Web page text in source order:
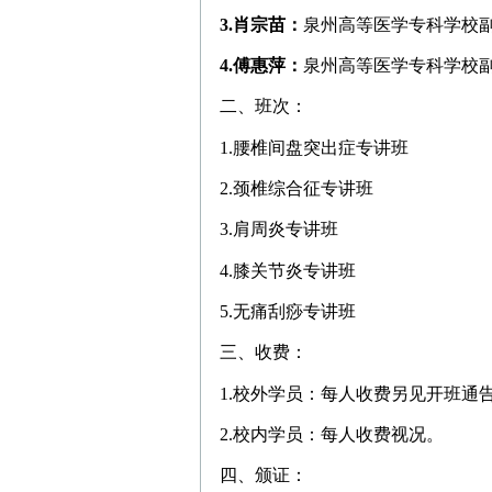
培训科目：保健按摩职业一至五级
3.肖宗苗： 泉州高等医学专科学校
4.傅惠萍： 泉州高等医学专科学校
二、班次：
1.腰椎间盘突出症专讲班
2.颈椎综合征专讲班
3.肩周炎专讲班
4.膝关节炎专讲班
5.无痛刮痧专讲班
三、收费：
1.校外学员：每人收费另见开班通告
2.校内学员：每人收费视况。
四、颁证：